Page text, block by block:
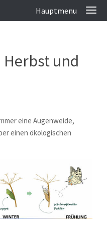
und
eine Augenweide,
einen ökologischen